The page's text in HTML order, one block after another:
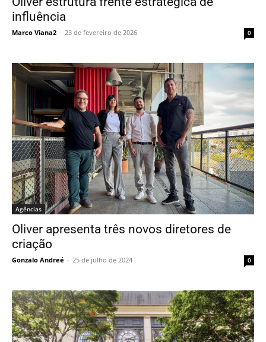
influência
Marco Viana2 - 23 de fevereiro de 2026 0
Agências
Oliver apresenta três novos diretores de
criação
Gonzalo Andreé - 25 de julho de 2024 0